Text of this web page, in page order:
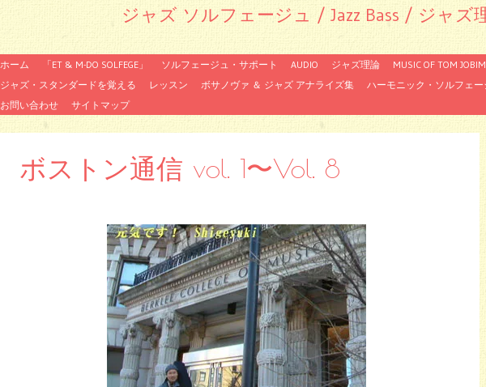
ジャズ ソルフェージュ / Jazz Bass / ジャズ
コ
ン
ン
ホーム 「ET & M-DO SOLFEGE」 ソルフェージュ・サポート AUDIO ジャズ理論 MUSIC OF TOM JOBIM
ジャズ・スタンダードを覚える
レッスン ボサノヴァ ＆ ジャズ アナライズ集 ハーモニック・ソルフェー
お問い合わせ
サイトマップ
ボストン通信 vol. 1〜Vol. 8